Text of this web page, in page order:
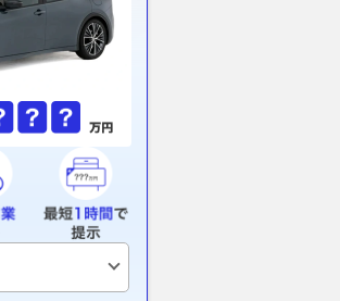
「滑走路がいらない戦闘機」が
現実に!? 海自も導入した無人
機メーカーが描く未来とは空戦
そのものを変えかねない存在
2026.08.08 乗りものニュース